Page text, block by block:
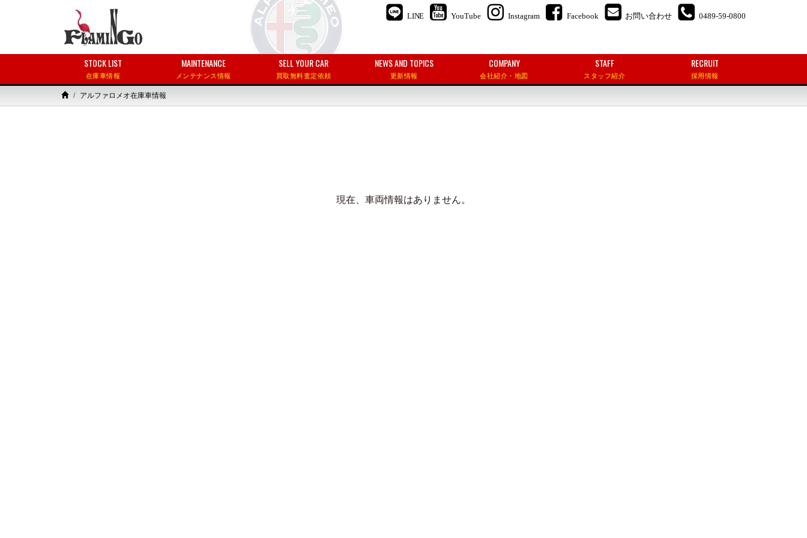
LINE YouTube Instagram Facebook お問い合わせ 0489-59-0800
STOCK LIST
在庫車情報
MAINTENANCE
メンテナンス情報
SELL YOUR CAR
買取無料査定依頼
NEWS AND TOPICS
更新情報
COMPANY
会社紹介・地図
STAFF
スタッフ紹介
RECRUIT
採用情報
アルファロメオ在庫車情報
現在、車両情報はありません。